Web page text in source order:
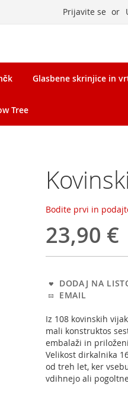
Prijavite se
Glasbene skrinjice in
Tree
Bodite prvi in
23,90 €
DODAJ NA
EMAIL
Iz 108 kovinskih
mali konstruktos
embalaži in
Velikost dirkalnika
od treh let, ker
vdihnejo ali